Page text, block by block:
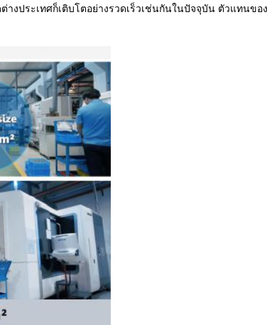
ประเทศก็เติบโตอย่างรวดเร็วเช่นกันในปัจจุบัน ตัวแทนขอ